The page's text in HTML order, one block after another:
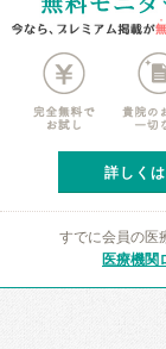
詳しく
すでに会員の医
医療機関